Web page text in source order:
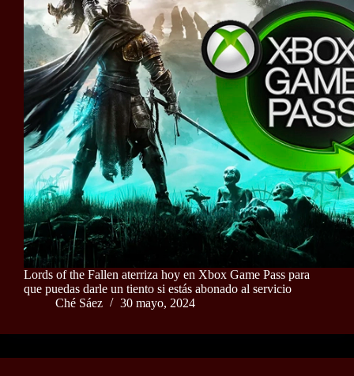
Lords of the Fallen aterriza hoy en Xbox Game Pass para
que puedas darle un tiento si estás abonado al servicio
Ché Sáez
30 mayo, 2024